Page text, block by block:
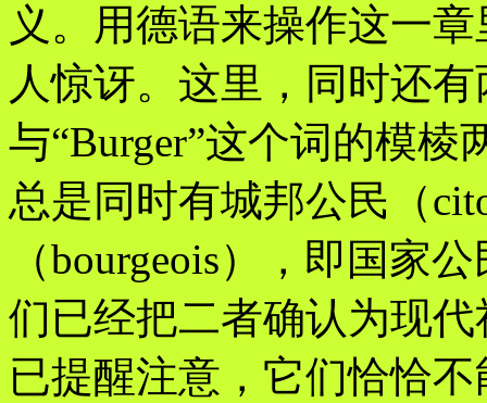
义。用德语来操作这一
人惊讶。这里，同时还
与“Burger”这个词的模
总是同时有城邦公民（
（bourgeois），即国家
们已经把二者确认为现
已提醒注意，它们恰恰